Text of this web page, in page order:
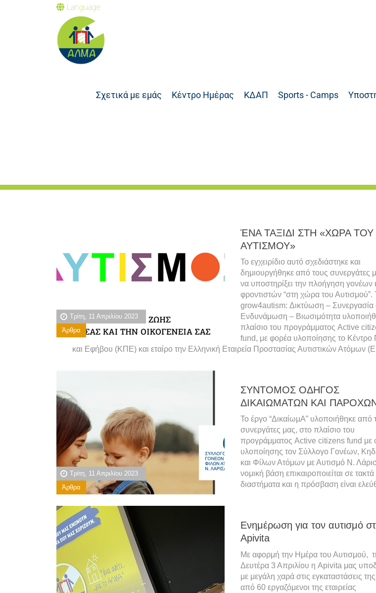
Language
Σχετικά με εμάς Κέντρο Ημέρας ΚΔΑΠ Sports - Camps
Τρίτη, 11 Απριλίου 2023
Άρθρα
ΈΝΑ ΤΑΞΙΔΙ ΣΤΗ «ΧΩΡΑ ΤΟΥ
ΑΥΤΙΣΜΟΥ»
Το εγχειρίδιο αυτό σχεδιάστηκε και
δημιουργήθηκε από τους συνεργάτες
να υποστηρίξει την πλοήγηση γονέων
φροντιστών “στη χώρα του Αυτισμού”.
grow4autism: Δικτύωση – Συνεργασία
Ενδυνάμωση – Βιωσιμότητα
πλαίσιο του προγράμματος Active
fund, με φορέα υλοποίησης το Κέντρο
και Εφήβου (ΚΠΕ) και εταίρο την Ελληνική Εταιρεία Προστασίας Αυτιστικών Ατόμων
Τρίτη, 11 Απριλίου 2023
Άρθρα
ΣΥΝΤΟΜΟΣ ΟΔΗΓΟΣ
ΔΙΚΑΙΩΜΑΤΩΝ ΚΑΙ
Το έργο “ΔικαίωμΑ” υλοποιήθηκε από
συνεργάτες μας, στο πλαίσιο του
προγράμματος Active citizens fund με
υλοποίησης τον Σύλλογο Γονέων,
και Φίλων Ατόμων με Αυτισμό Ν.
νομική βάση επικαιροποιείται σε
διαστήματα και η πρόσβαση είναι
Ενημέρωση για τον αυτισμό
Apivita
Με αφορμή την Ημέρα του Αυτισμού,
Δευτέρα 3 Απριλίου η Apivita μας
με μεγάλη χαρά στις εγκαταστάσεις
από 60 εργαζόμενοι της εταιρείας